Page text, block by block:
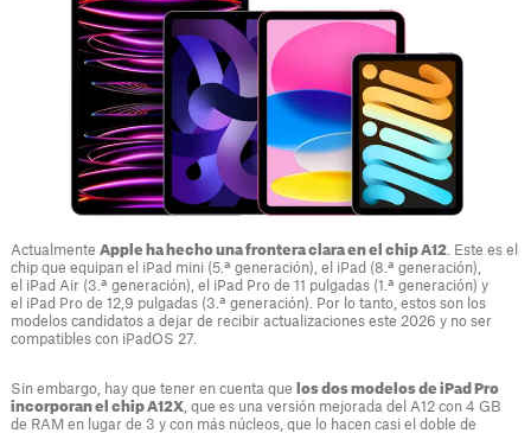
Actualmente Apple ha hecho una frontera clara en el chip A12. Este es el
chip que equipan el iPad mini (5.ª generación), el iPad (8.ª generación),
el iPad Air (3.ª generación), el iPad Pro de 11 pulgadas (1.ª generación) y
el iPad Pro de 12,9 pulgadas (3.ª generación). Por lo tanto, estos son los
modelos candidatos a dejar de recibir actualizaciones este 2026 y no ser
compatibles con iPadOS 27.
Sin embargo, hay que tener en cuenta que
los dos modelos de iPad Pro
incorporan el chip A12X, que es una versión mejorada del A12 con 4 GB
de RAM en lugar de 3 y con más núcleos, que lo hacen casi el doble de